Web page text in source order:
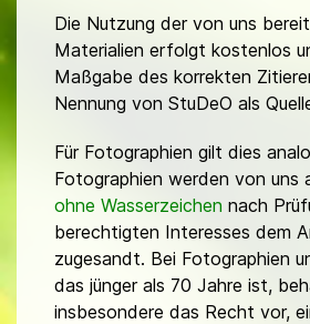
Die Nutzung der von uns
Materialien erfolgt kostenlos
Maßgabe des korrekten
Nennung von StuDeO als
Für Fotographien gilt dies
Fotographien werden von uns
ohne Wasserzeichen nach
berechtigten Interesses dem
zugesandt. Bei Fotographien
das jünger als 70 Jahre ist,
insbesondere das Recht vor,